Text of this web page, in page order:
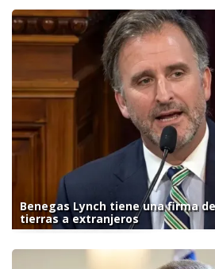
Benegas Lynch tiene una firma
tierras a extranjeros